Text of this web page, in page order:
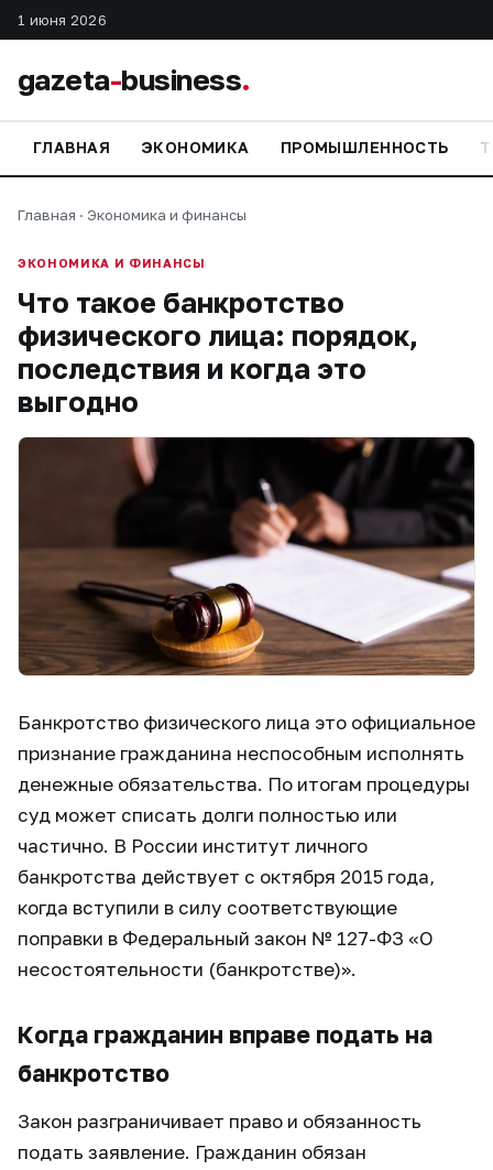
1 июня 2026
gazeta-business.
ГЛАВНАЯ ЭКОНОМИКА ПРОМЫШЛЕННОСТЬ
Главная · Экономика и финансы
ЭКОНОМИКА И ФИНАНСЫ
Что такое банкротство
физического лица: порядок,
последствия и когда это
выгодно
Банкротство физического лица это официальное
признание гражданина неспособным исполнять
денежные обязательства. По итогам процедуры
суд может списать долги полностью или
частично. В России институт личного
банкротства действует с октября 2015 года,
когда вступили в силу соответствующие
поправки в Федеральный закон № 127-ФЗ «О
несостоятельности (банкротстве)».
Когда гражданин вправе подать на
банкротство
Закон разграничивает право и обязанность
подать заявление. Гражданин обязан